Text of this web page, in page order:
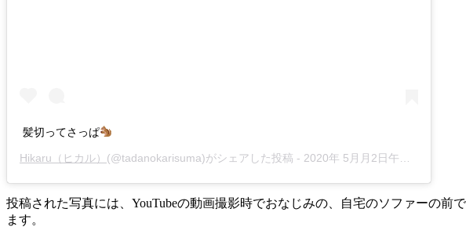
髪切ってさっぱ
Hikaru（ヒカル） (@tadanokarisuma)がシェアした投稿 - 2020年 5月月2日午前2時23分PDT
投稿された写真には、YouTubeの動画撮影時でおなじみの、自宅のソファーの
ます。